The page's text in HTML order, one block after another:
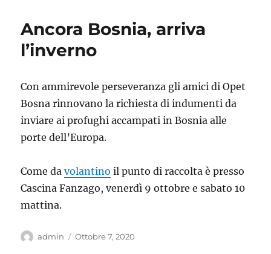
Ancora Bosnia, arriva
l’inverno
Con ammirevole perseveranza gli amici di Opet
Bosna rinnovano la richiesta di indumenti da
inviare ai profughi accampati in Bosnia alle
porte dell’Europa.
Come davolantino il punto di raccolta è presso
Cascina Fanzago, venerdì 9 ottobre e sabato 10
mattina.
Autore
admin
Pubblicato
Ottobre 7, 2020